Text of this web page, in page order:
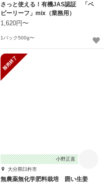
さっと使える！有機JAS認証 「ベ
ビーリーフ」mix（業務用）
1,620円〜
1パック500g〜
小野正直
大分県臼杵市
無農薬無化学肥料栽培 囲い生姜